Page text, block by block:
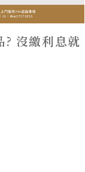
? 沒繳利息就